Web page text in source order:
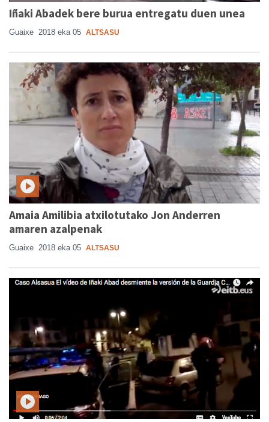
Iñaki Abadek bere burua entregatu duen unea
Guaixe 2018 eka 05 ALTSASU
Amaia Amilibia atxilotutako Jon Anderren
amaren azalpenak
Guaixe 2018 eka 05 ALTSASU